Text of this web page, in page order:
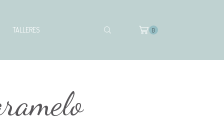
TALLERES 0